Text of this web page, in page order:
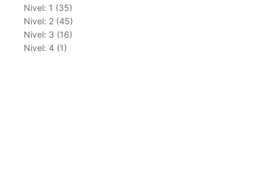
Nivel: 1 (35)
Nivel: 2 (45)
Nivel: 3 (16)
Nivel: 4 (1)